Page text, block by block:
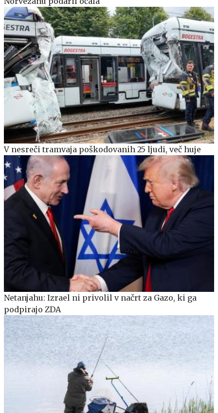
V nesreči tramvaja poškodovanih 25 ljudi, več huje
Netanjahu: Izrael ni privolil v načrt za Gazo, ki ga
podpirajo ZDA